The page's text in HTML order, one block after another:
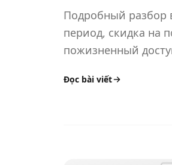
Подробный разбор
период, скидка на
пожизненный
Đọc bài viết